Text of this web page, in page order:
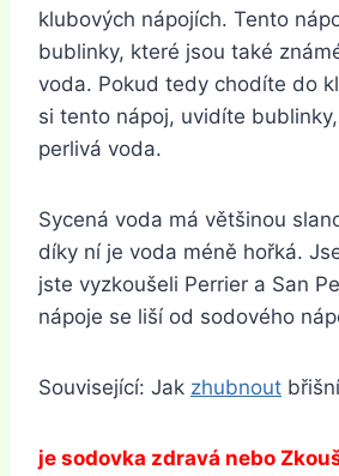
klubových nápojích. Tento
bublinky, které jsou také
voda. Pokud tedy chodíte do
si tento nápoj, uvidíte
perlivá voda.
Sycená voda má většinou
díky ní je voda méně hořká.
jste vyzkoušeli Perrier a San
nápoje se liší od sodového
Související: Jak zhubnout
je sodovka zdravá nebo